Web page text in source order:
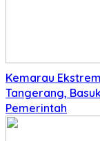
Kemarau
Tangerang,
Pemerintah